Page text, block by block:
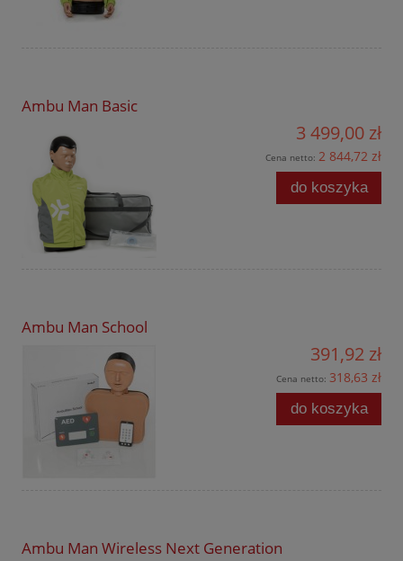
Ambu Man Basic
3 499,00 zł
Cena netto: 2 844,72 zł
do koszyka
Ambu Man School
391,92 zł
Cena netto: 318,63 zł
do koszyka
Ambu Man Wireless Next Generation